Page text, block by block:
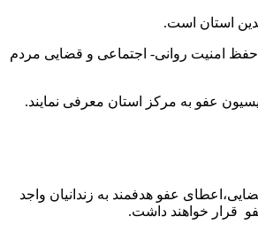
استان است.
امنیت روانی- اجتماعی و قضایی مردم
عفو به مرکز استان معرفی نمایند.
عفو هدفمند به زندانیان واجد
قرار خواهند داشت.